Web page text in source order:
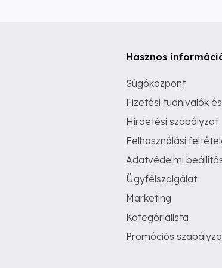
Hasznos
Súgóközpont
Fizetési tudnivalók
Hirdetési szabályzat
Felhasználási
Adatvédelmi
Ügyfélszolgálat
Marketing
Kategórialista
Promóciós